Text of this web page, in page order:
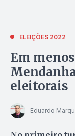
ELEIÇÕES 2022
Em
eleitorais
Eduardo